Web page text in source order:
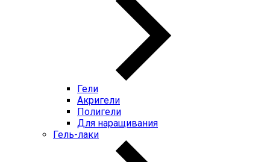
Гели
Акригели
Полигели
Для наращивания
Гель-лаки